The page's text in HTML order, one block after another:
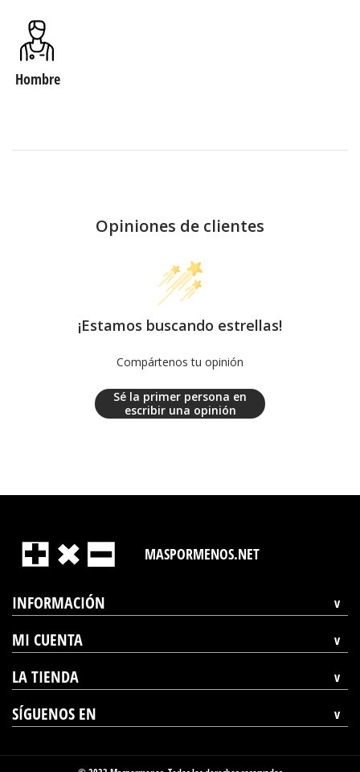
Hombre
Opiniones de clientes
¡Estamos buscando estrellas!
Compártenos tu opinión
Sé la primer persona en
escribir una opinión
MASPORMENOS.NET
INFORMACIÓN
MI CUENTA
LA TIENDA
SÍGUENOS EN